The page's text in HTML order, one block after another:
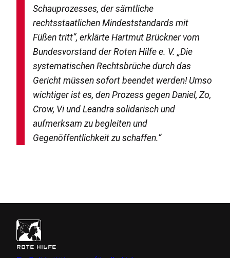
Schauprozesses, der sämtliche
rechtsstaatlichen Mindeststandards mit
Füßen tritt“, erklärte Hartmut Brückner vom
Bundesvorstand der Roten Hilfe e. V. „Die
systematischen Rechtsbrüche durch das
Gericht müssen sofort beendet werden! Umso
wichtiger ist es, den Prozess gegen Daniel, Zo,
Crow, Vi und Leandra solidarisch und
aufmerksam zu begleiten und
Gegenöffentlichkeit zu schaffen.“
ROTE HILFE